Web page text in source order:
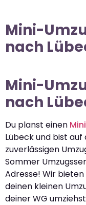
Mini-
nach
Mini-
nach
Du planst einen
Lübeck und bist
zuverlässigen
Sommer
Adresse! Wir
deinen kleinen
deiner WG